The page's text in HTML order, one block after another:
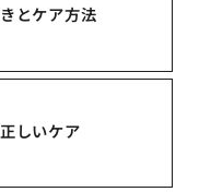
とケア方法
しいケア